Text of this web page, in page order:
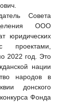
Совета
ООО
юридических
проектами,
2022 год. Это
нации
народов в
донского
Фонда